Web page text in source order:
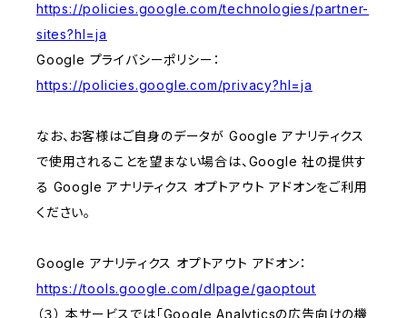
https://policies.google.com/technologies/partner-
sites?hl=ja
Google プライバシーポリシー：
https://policies.google.com/privacy?hl=ja
なお、お客様はご自身のデータが Google アナリティクス
で使用されることを望まない場合は、Google 社の提供す
る Google アナリティクス オプトアウト アドオンをご利用
ください。
Google アナリティクス オプトアウト アドオン：
https://tools.google.com/dlpage/gaoptout
（３） 本サービスでは「Google Analyticsの広告向けの機